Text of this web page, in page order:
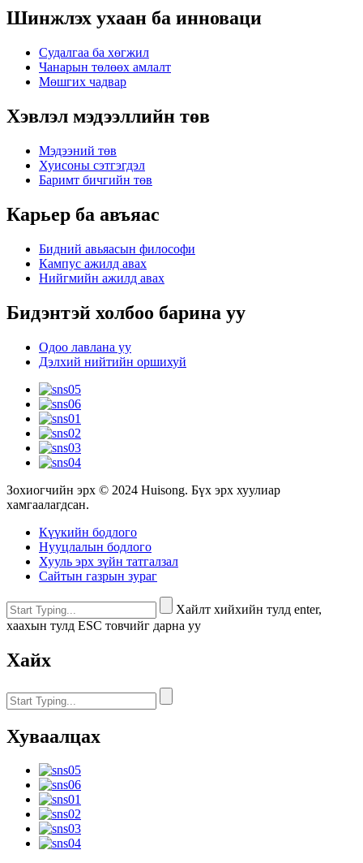
Шинжлэх ухаан ба инноваци
Судалгаа ба хөгжил
Чанарын төлөөх амлалт
Мөшгих чадвар
Хэвлэл мэдээллийн төв
Мэдээний төв
Хуисоны сэтгэгдэл
Баримт бичгийн төв
Карьер ба авъяас
Бидний авьяасын философи
Кампус ажилд авах
Нийгмийн ажилд авах
Бидэнтэй холбоо барина уу
Одоо лавлана уу
Дэлхий нийтийн оршихуй
Зохиогчийн эрх © 2024 Huisong. Бүх эрх хуулиар
хамгаалагдсан.
Күүкийн бодлого
Нууцлалын бодлого
Хууль эрх зүйн татгалзал
Сайтын газрын зураг
Хайлт хийхийн тулд enter,
хаахын тулд ESC товчийг дарна уу
Хайх
Хуваалцах